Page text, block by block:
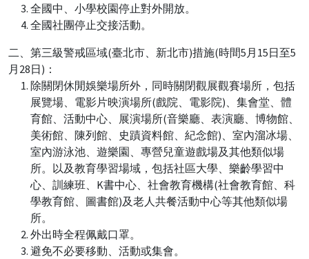
全國中、小學校園停止對外開放。
全國社團停止交接活動。
二、第三級警戒區域(臺北市、新北市)措施(時間5月15日至5
月28日)：
除關閉休閒娛樂場所外，同時關閉觀展觀賽場所，包括
展覽場、電影片映演場所(戲院、電影院)、集會堂、體
育館、活動中心、展演場所(音樂廳、表演廳、博物館、
美術館、陳列館、史蹟資料館、紀念館)、室內溜冰場、
室內游泳池、遊樂園、專營兒童遊戲場及其他類似場
所。以及教育學習場域，包括社區大學、樂齡學習中
心、訓練班、K書中心、社會教育機構(社會教育館、科
學教育館、圖書館)及老人共餐活動中心等其他類似場
所。
外出時全程佩戴口罩。
避免不必要移動、活動或集會。